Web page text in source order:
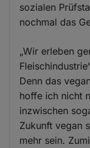
sozialen
nochmal das
„Wir erleben
Denn das
hoffe ich nicht
inzwischen
Zukunft vegan
mehr sein.